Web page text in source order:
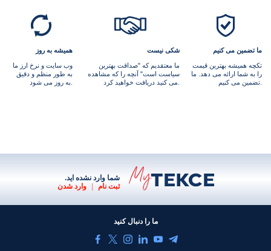
همیشه به روز
وب سایت و نرخ ارز ما
به طور منظم و دقیق
شکی نیست
ما معتقدیم که "صداقت بهترین
سیاست است" آنچه را که مشاهده
ما تضمین می کنیم
تکچه همیشه بهترین قیمت
را به شما ارائه می دهد. ما
شما وارد نشده اید.
ثبت نام
| وارد شدن
ما را دنبال کنید